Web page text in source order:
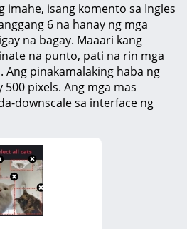
imahe, isang komento sa Ingles
6 na hanay ng mga
na bagay. Maaari kang
na punto, pati na rin mga
pinakamalaking haba ng
pixels. Ang mga mas
downscale sa interface ng